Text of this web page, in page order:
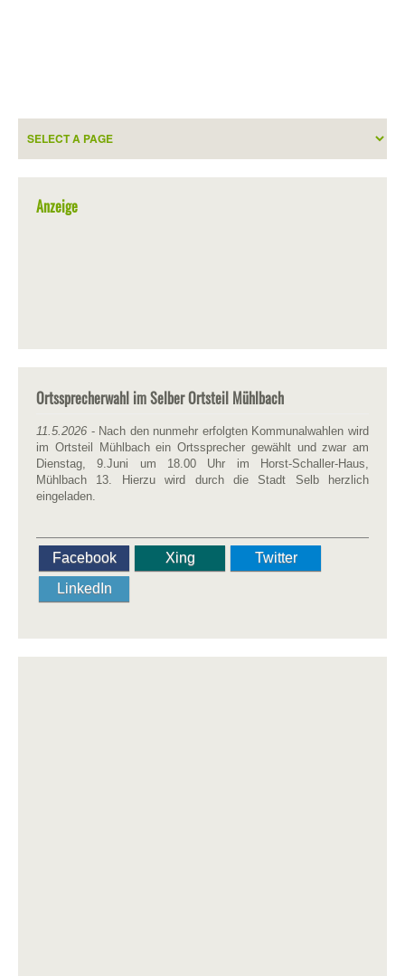
Anzeige
Ortssprecherwahl im Selber Ortsteil Mühlbach
11.5.2026 - Nach den nunmehr erfolgten Kommunalwahlen wird
im Ortsteil Mühlbach ein Ortssprecher gewählt und zwar am
Dienstag, 9.Juni um 18.00 Uhr im Horst-Schaller-Haus,
Mühlbach 13. Hierzu wird durch die Stadt Selb herzlich
eingeladen.
Facebook Xing
Twitter
LinkedIn